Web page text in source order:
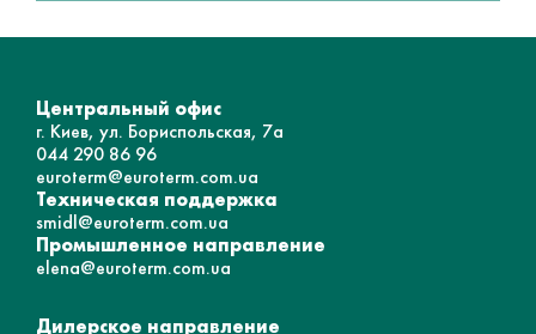
Центральный офис
г. Киев, ул. Бориспольская, 7а
044 290 86 96
euroterm@euroterm.com.ua
Техническая поддержка
smidl@euroterm.com.ua
Промышленное направление
elena@euroterm.com.ua
Дилерское направление